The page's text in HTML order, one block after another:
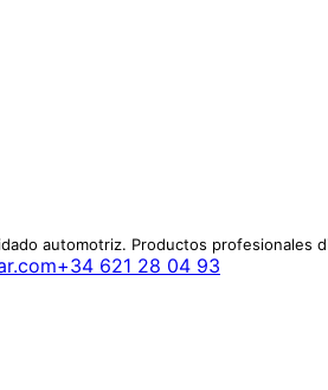
automotriz. Productos profesionales
+34 621 28 04 93